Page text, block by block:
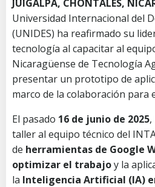
JUIGALPA, CHONTALES,
Universidad Internacional del
(UNIDES) ha reafirmado su
tecnología al capacitar al
Nicaragüense de Tecnología
presentar un prototipo de
marco de la colaboración para
El pasado 16 de junio de 2025
taller al equipo técnico del
de herramientas de Google
optimizar el trabajoy la
la Inteligencia Artificial (IA)